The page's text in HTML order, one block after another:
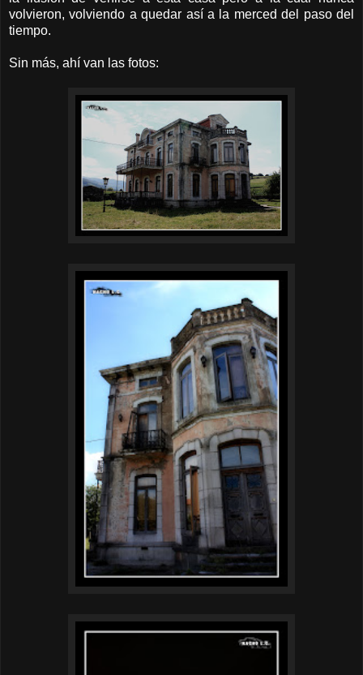
volvieron, volviendo a quedar así a la merced del paso del
tiempo.
Sin más, ahí van las fotos: